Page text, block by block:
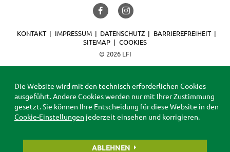
© 2026 LFI
KONTAKT IMPRESSUM DATENSCHUTZ
BARRIEREFREIHEIT
SITEMAP
COOKIES
Die Website wird mit den technisch erforderlichen Cookies
ausgeführt. Andere Cookies werden nur mit Ihrer Zustimmung
gesetzt. Sie können Ihre Entscheidung für diese Website in den
Cookie-Einstellungen jederzeit einsehen und korrigieren.
ABLEHNEN